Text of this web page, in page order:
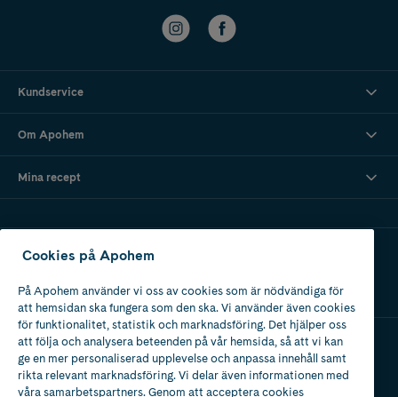
Kundservice
Om Apohem
Mina recept
Ladda ner vår app
Apotek med tillstånd
av Läkemedelsverket
Cookies på Apohem
På Apohem använder vi oss av cookies som är nödvändiga för
att hemsidan ska fungera som den ska. Vi använder även cookies
för funktionalitet, statistik och marknadsföring. Det hjälper oss
att följa och analysera beteenden på vår hemsida, så att vi kan
ge en mer personaliserad upplevelse och anpassa innehåll samt
rikta relevant marknadsföring. Vi delar även informationen med
våra samarbetspartners. Genom att acceptera cookies